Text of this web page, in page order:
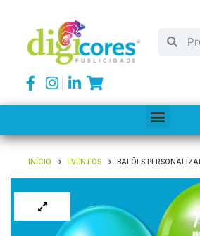
INÍCIO EVENTOS BALÕES